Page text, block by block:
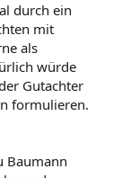
durch ein
mit
als
würde
Gutachter
formulieren.
Baumann